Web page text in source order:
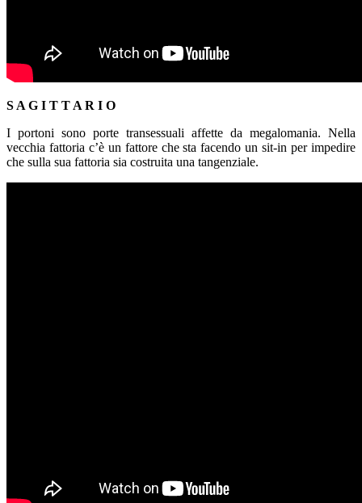
S A G I T T A R I O
I portoni sono porte transessuali affette da megalomania. Nella
vecchia fattoria c’è un fattore che sta facendo un sit-in per impedire
che sulla sua fattoria sia costruita una tangenziale.